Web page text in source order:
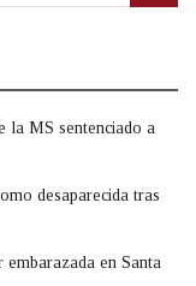
la MS sentenciado a
desaparecida tras
en Santa